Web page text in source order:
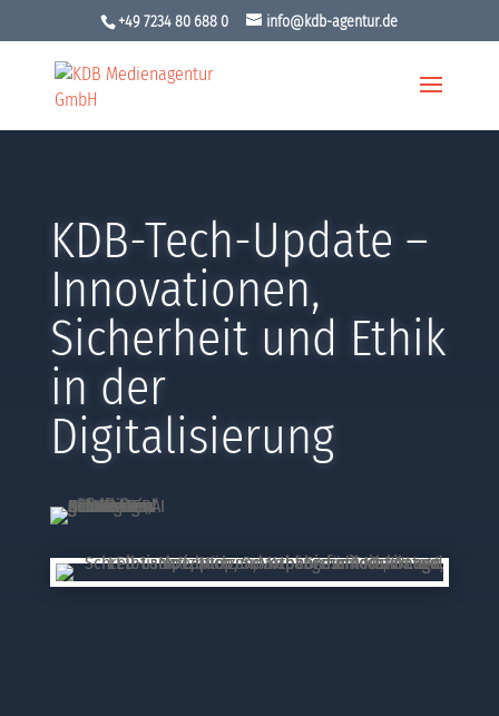
+49 7234 80 688 0 info@kdb-agentur.de
KDB-Tech-Update –
Innovationen,
Sicherheit und Ethik
in der
Digitalisierung